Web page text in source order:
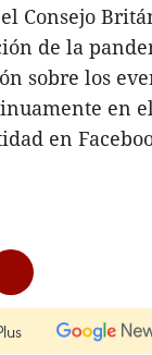
Consejo
de la
sobre los
en
en